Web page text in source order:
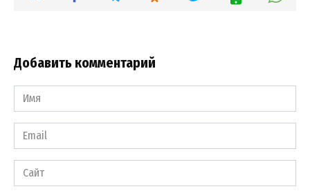
Добавить комментарий
Имя
*
Email
*
Сайт